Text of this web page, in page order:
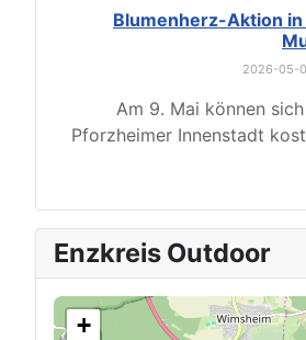
Blumenherz-Aktion
2026-05-
Am 9. Mai können
Pforzheimer Innenstadt
Enzkreis Outdoor
+